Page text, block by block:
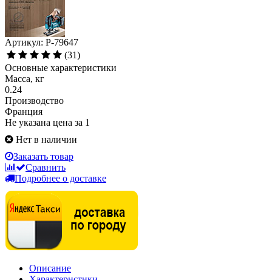
Артикул: P-79647
(31)
Основные характеристики
Масса, кг
0.24
Производство
Франция
Не указана цена за 1
Нет в наличии
Заказать товар
Сравнить
Подробнее о доставке
Описание